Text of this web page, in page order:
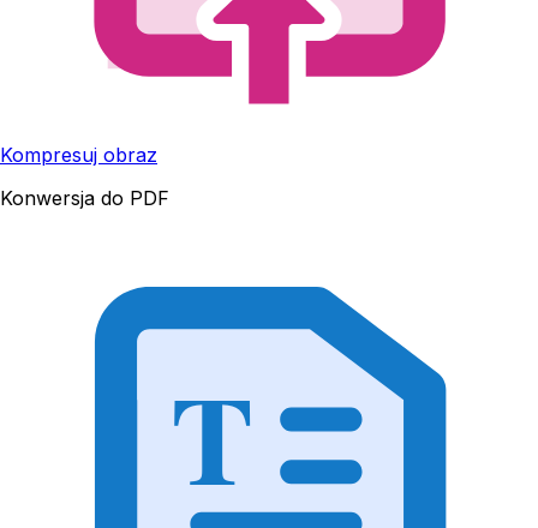
Kompresuj obraz
Konwersja do PDF
T